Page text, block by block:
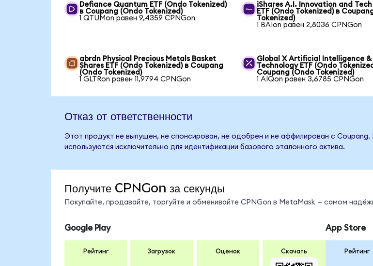
Defiance Quantum ETF (Ondo Tokenized)
в Coupang (Ondo Tokenized)
1 QTUMon равен 9,4359 CPNGon
iShares A.I. Innovation and
ETF (Ondo Tokenized) в
Tokenized)
1 BAIon равен 2,8036 CPNGon
abrdn Physical Precious Metals Basket
Shares ETF (Ondo Tokenized) в Coupang
(Ondo Tokenized)
1 GLTRon равен 11,9794 CPNGon
Global X Artificial Intelligence &
Technology ETF (Ondo
Coupang (Ondo Tokenized)
1 AIQon равен 3,6785 CPNGon
Отказ от ответственности
Этот продукт не выпущен, не спонсирован, не одобрен и не аффилирован с Coupang.
используются исключительно для идентификации базового эталонного актива.
Получите CPNGon за секунды
Покупайте, продавайте, торгуйте и обменивайте CPNGon в MetaMask — самом
Google Play
Рейтинг Загрузок Оценок Скачать
App Store
Рейтинг